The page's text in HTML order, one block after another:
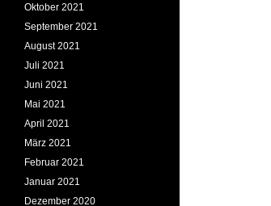
Oktober 2021
September 2021
August 2021
Juli 2021
Juni 2021
Mai 2021
April 2021
März 2021
Februar 2021
Januar 2021
Dezember 2020